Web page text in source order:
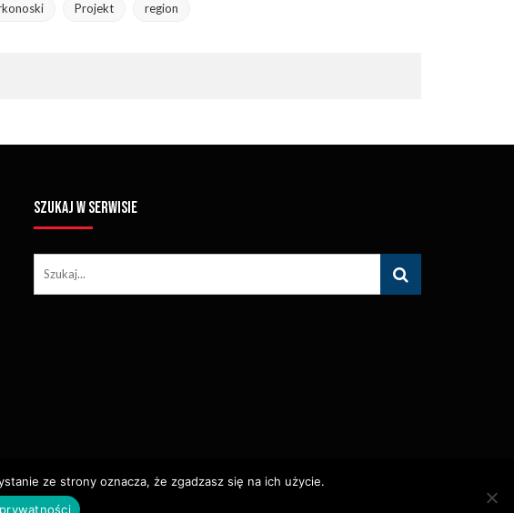
Projekt region
SZUKAJ W SERWISIE
Zezwolenia Zabronione.
ze strony oznacza, że zgadzasz się na ich użycie.